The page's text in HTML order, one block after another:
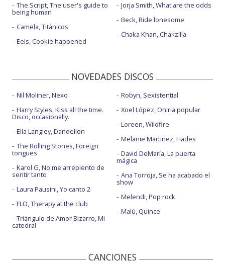
The Script, The user's guide to
being human
Camela, Titánicos
Eels, Cookie happened
Jorja Smith, What are the odds
Beck, Ride lonesome
Chaka Khan, Chakzilla
NOVEDADES DISCOS
Nil Moliner, Nexo
Harry Styles, Kiss all the time.
Disco, occasionally.
Ella Langley, Dandelion
The Rolling Stones, Foreign
tongues
Karol G, No me arrepiento de
sentir tanto
Laura Pausini, Yo canto 2
FLO, Therapy at the club
Triángulo de Amor Bizarro, Mi
catedral
Robyn, Sexistential
Xoel López, Oniria popular
Loreen, Wildfire
Melanie Martinez, Hades
David DeMaría, La puerta
mágica
Ana Torroja, Se ha acabado el
show
Melendi, Pop rock
Malú, Quince
CANCIONES